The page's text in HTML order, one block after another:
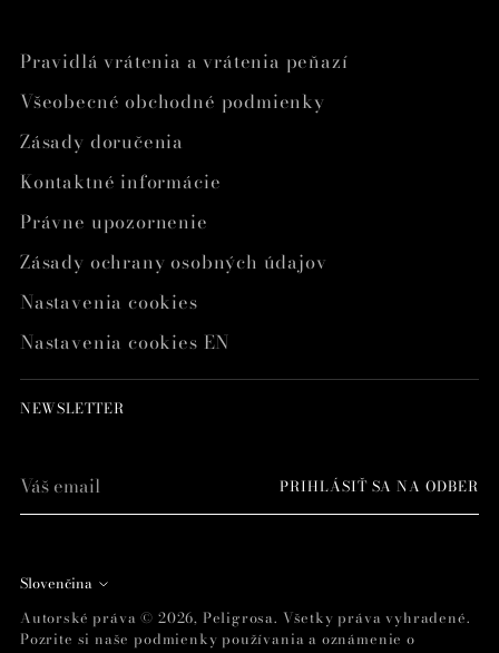
Pravidlá vrátenia a vrátenia peňazí
Všeobecné obchodné podmienky
Zásady doručenia
Kontaktné informácie
Právne upozornenie
Zásady ochrany osobných údajov
Nastavenia cookies
Nastavenia cookies EN
NEWSLETTER
email
PRIHLÁSIŤ SA NA ODBER
Jazyk
Slovenčina
Autorské práva © 2026, Peligrosa. Všetky práva vyhradené.
Pozrite si naše podmienky používania a oznámenie o